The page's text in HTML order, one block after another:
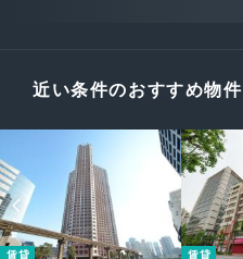
近い条件のおすすめ物件
賃貸 賃貸